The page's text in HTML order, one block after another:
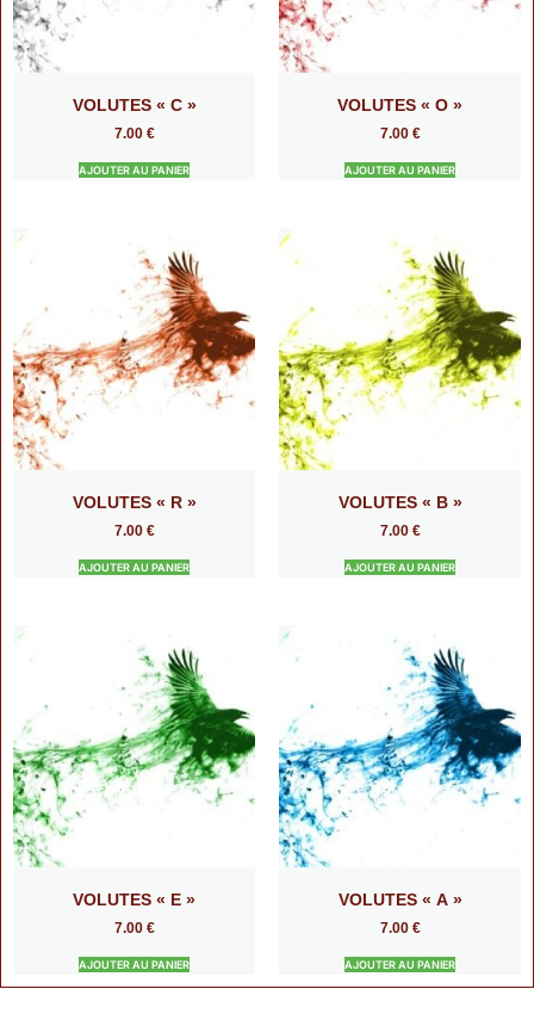
VOLUTES « C »
7.00 €
AJOUTER AU PANIER
VOLUTES « O »
7.00 €
AJOUTER AU PANIER
VOLUTES « R »
7.00 €
AJOUTER AU PANIER
VOLUTES « B »
7.00 €
AJOUTER AU PANIER
VOLUTES « E »
7.00 €
AJOUTER AU PANIER
VOLUTES « A »
7.00 €
AJOUTER AU PANIER